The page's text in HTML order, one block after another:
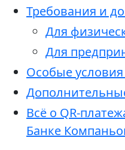
Требования и
Для
Для
Особые
Всё о QR-
Банке